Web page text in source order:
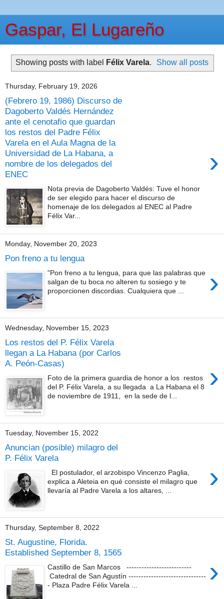
Gaspar, El Lugareño
Showing posts with label Félix Varela. Show all posts
Thursday, February 19, 2026
(Febrero 19, 1986) Discurso de
Dagoberto Valdés Hernández
ante el cenotafio que guardan
los restos del Padre Félix
Varela en el Aula Magna de la
Universidad de La Habana, a
nombre de los delegados del
ENEC
›
Nota previa de Dagoberto Valdés: Tuve el honor
de ser elegido para hacer el discurso de
homenaje de los delegados al ENEC al Padre
Félix Var...
Monday, November 20, 2023
Pon freno a tu lengua
›
"Pon freno a tu lengua, para que las palabras que
salgan de tu boca no alteren tu sosiego y te
proporcionen discordias. Cualquiera que ...
Wednesday, November 15, 2023
Los restos del P. Félix Varela
llegan a La Habana (por Carlos
A. Peón-Casas)
›
Foto de la primera guardia de honor a los restos
del P. Félix Varela, a su llegada a La Habana el 8
de noviembre de 1911, en la sede de l...
Tuesday, November 15, 2022
Anuncian (posible) milagro del
P. Félix Varela
›
El postulador, el arzobispo Vincenzo Paglia,
explica a Aleteia en qué consiste el milagro que
llevaría al Padre Varela a los altares, ...
Thursday, September 8, 2022
St. Augustine, Florida.
Established September 8, 1565
›
Castillo de San Marcos --------------------------
Catedral de San Agustín -------------------------------
- Plaza Padre Félix Varela ...